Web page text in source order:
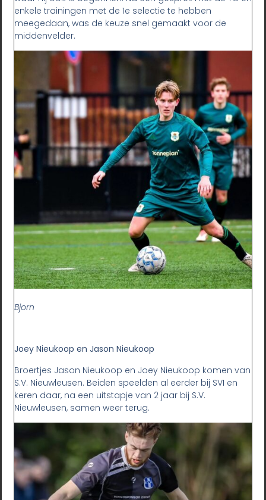
enkele trainingen met de 1e selectie te hebben
meegedaan, was de keuze snel gemaakt voor de
middenvelder.
Bjorn
Joey Nieukoop en Jason Nieukoop
Broertjes Jason Nieukoop en Joey Nieukoop komen van
S.V. Nieuwleusen. Beiden speelden al eerder bij SVI en
keren daar, na een uitstapje van 2 jaar bij S.V.
Nieuwleusen, samen weer terug.